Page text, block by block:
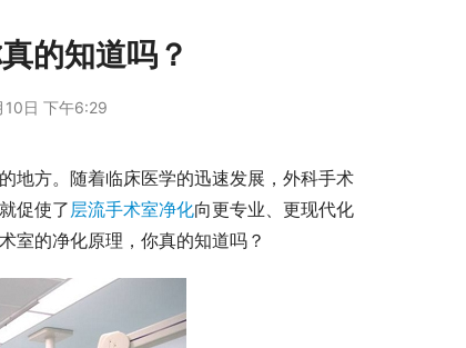
的知道吗？
10日 下午6:29
地方。随着临床医学的迅速发展，外科手术
促使了 层流手术室净化向更专业、更现代化
室的净化原理，你真的知道吗？